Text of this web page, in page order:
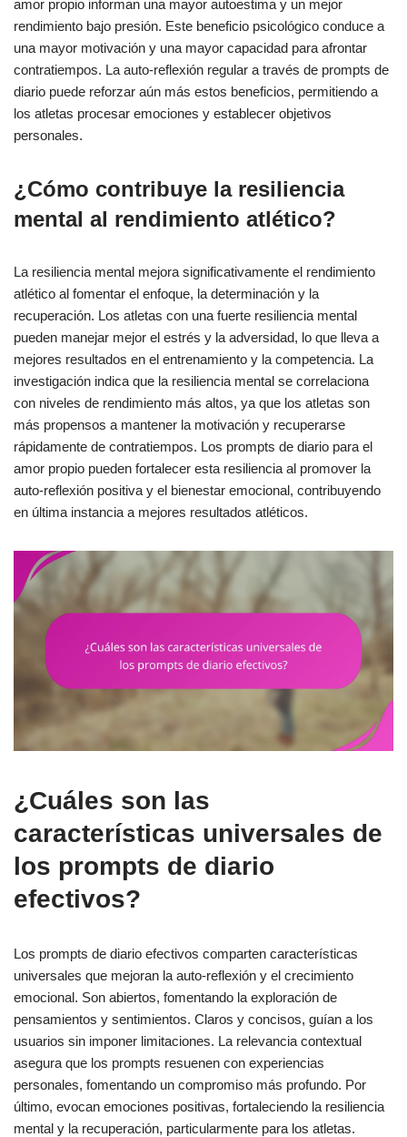
amor propio informan una mayor autoestima y un mejor
rendimiento bajo presión. Este beneficio psicológico conduce a
una mayor motivación y una mayor capacidad para afrontar
contratiempos. La auto-reflexión regular a través de prompts de
diario puede reforzar aún más estos beneficios, permitiendo a
los atletas procesar emociones y establecer objetivos
personales.
¿Cómo contribuye la resiliencia
mental al rendimiento atlético?
La resiliencia mental mejora significativamente el rendimiento
atlético al fomentar el enfoque, la determinación y la
recuperación. Los atletas con una fuerte resiliencia mental
pueden manejar mejor el estrés y la adversidad, lo que lleva a
mejores resultados en el entrenamiento y la competencia. La
investigación indica que la resiliencia mental se correlaciona
con niveles de rendimiento más altos, ya que los atletas son
más propensos a mantener la motivación y recuperarse
rápidamente de contratiempos. Los prompts de diario para el
amor propio pueden fortalecer esta resiliencia al promover la
auto-reflexión positiva y el bienestar emocional, contribuyendo
en última instancia a mejores resultados atléticos.
¿Cuáles son las
características universales de
los prompts de diario
efectivos?
Los prompts de diario efectivos comparten características
universales que mejoran la auto-reflexión y el crecimiento
emocional. Son abiertos, fomentando la exploración de
pensamientos y sentimientos. Claros y concisos, guían a los
usuarios sin imponer limitaciones. La relevancia contextual
asegura que los prompts resuenen con experiencias
personales, fomentando un compromiso más profundo. Por
último, evocan emociones positivas, fortaleciendo la resiliencia
mental y la recuperación, particularmente para los atletas.